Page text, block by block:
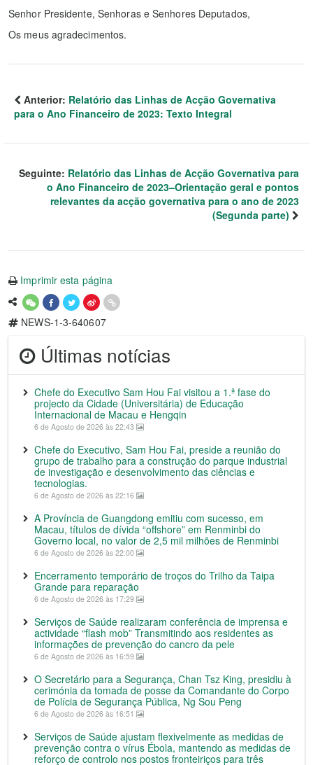
Senhor Presidente, Senhoras e Senhores Deputados,
Os meus agradecimentos.
Anterior: Relatório das Linhas de Acção Governativa
para o Ano Financeiro de 2023: Texto Integral
Seguinte: Relatório das Linhas de Acção Governativa para
o Ano Financeiro de 2023–Orientação geral e pontos
relevantes da acção governativa para o ano de 2023
(Segunda parte)
Imprimir esta página
NEWS-1-3-640607
Últimas notícias
Chefe do Executivo Sam Hou Fai visitou a 1.ª fase do
projecto da Cidade (Universitária) de Educação
Internacional de Macau e Hengqin
6 de Agosto de 2026 às 22:43
Chefe do Executivo, Sam Hou Fai, preside a reunião do
grupo de trabalho para a construção do parque industrial
de investigação e desenvolvimento das ciências e
tecnologias.
6 de Agosto de 2026 às 22:16
A Província de Guangdong emitiu com sucesso, em
Macau, títulos de dívida “offshore” em Renminbi do
Governo local, no valor de 2,5 mil milhões de Renminbi
6 de Agosto de 2026 às 22:00
Encerramento temporário de troços do Trilho da Taipa
Grande para reparação
6 de Agosto de 2026 às 17:29
Serviços de Saúde realizaram conferência de imprensa e
actividade “flash mob” Transmitindo aos residentes as
informações de prevenção do cancro da pele
6 de Agosto de 2026 às 16:59
O Secretário para a Segurança, Chan Tsz King, presidiu à
cerimónia da tomada de posse da Comandante do Corpo
de Polícia de Segurança Pública, Ng Sou Peng
6 de Agosto de 2026 às 16:51
Serviços de Saúde ajustam flexivelmente as medidas de
prevenção contra o vírus Ébola, mantendo as medidas de
reforço de controlo nos postos fronteiriços para três